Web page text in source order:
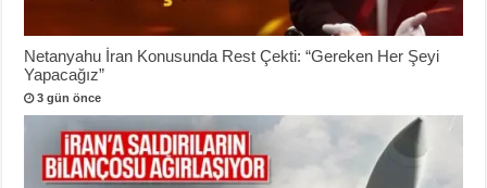
Netanyahu İran Konusunda Rest Çekti: “Gereken Her Şeyi
Yapacağız”
3 gün önce